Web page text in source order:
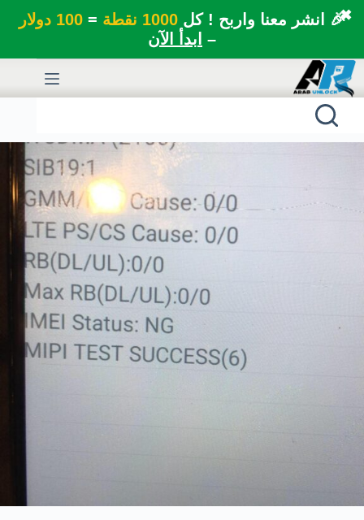
🎉 انشر معنا واربح ! كل1000 نقطة =100 دولار
– ابدأ الآن
✖
التجاوز
إلى
المحتوى